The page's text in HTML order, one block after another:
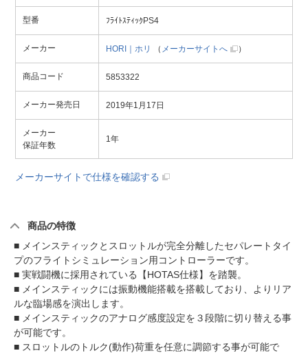
型番 ﾌﾗｲﾄｽﾃｨｯｸPS4
メーカー HORI｜ホリ （ メーカーサイトへ ）
商品コード 5853322
メーカー発売日 2019年1月17日
メーカー
保証年数
1年
メーカーサイトで仕様を確認する
商品の特徴
■ メインスティックとスロットルが完全分離したセパレートタイ
プのフライトシミュレーション用コントローラーです。
■ 実戦闘機に採用されている【HOTAS仕様】を踏襲。
■ メインスティックには振動機能搭載を搭載しており、よりリア
ルな臨場感を演出します。
■ メインスティックのアナログ感度設定を３段階に切り替える事
が可能です。
■ スロットルのトルク(動作)荷重を任意に調節する事が可能で